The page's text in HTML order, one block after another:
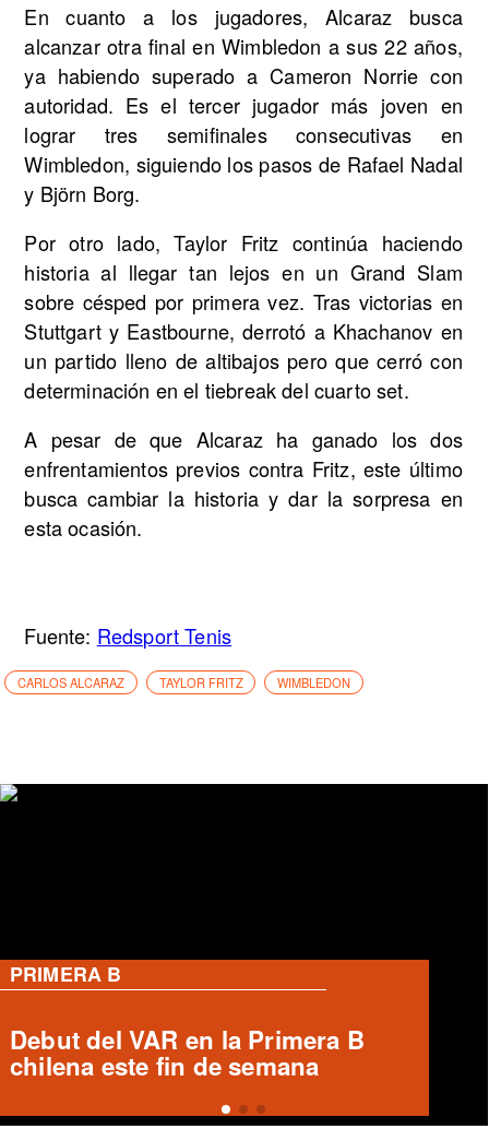
En cuanto a los jugadores, Alcaraz busca
alcanzar otra final en Wimbledon a sus 22 años,
ya habiendo superado a Cameron Norrie con
autoridad. Es el tercer jugador más joven en
lograr tres semifinales consecutivas en
Wimbledon, siguiendo los pasos de Rafael Nadal
y Björn Borg.
Por otro lado, Taylor Fritz continúa haciendo
historia al llegar tan lejos en un Grand Slam
sobre césped por primera vez. Tras victorias en
Stuttgart y Eastbourne, derrotó a Khachanov en
un partido lleno de altibajos pero que cerró con
determinación en el tiebreak del cuarto set.
A pesar de que Alcaraz ha ganado los dos
enfrentamientos previos contra Fritz, este último
busca cambiar la historia y dar la sorpresa en
esta ocasión.
Fuente: Redsport Tenis
CARLOS ALCARAZ TAYLOR FRITZ WIMBLEDON
PRIMERA B
Ronald Fuentes habla sobre caso
Enzo Riquelme y Ángelo Araos